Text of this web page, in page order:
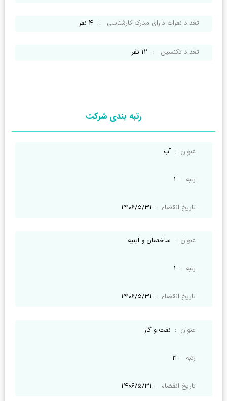
تعداد نفرات دارای مدرک کارشناسی :
4 نفر
تعداد تکنسین :
12 نفر
رتبه بندی شرکت
عنوان : آب
رتبه :
1
تاریخ انقضاء : ۱۴۰۶/۵/۳۱
عنوان : ساختمان و ابنیه
رتبه :
1
تاریخ انقضاء : ۱۴۰۶/۵/۳۱
عنوان : نفت و گاز
رتبه :
3
تاریخ انقضاء : ۱۴۰۶/۵/۳۱